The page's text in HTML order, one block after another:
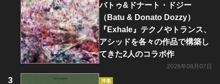
バトゥ&ドナート・ドジー
（Batu & Donato Dozzy）
『Exhale』テクノやトランス、
アシッドを各々の作品で構築し
てきた2人のコラボ作
2026年08月07日
洋楽